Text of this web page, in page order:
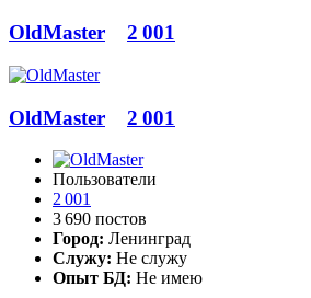
OldMaster 2 001
OldMaster 2 001
Пользователи
2 001
3 690 постов
Город: Ленинград
Служу: Не служу
Опыт БД: Не имею